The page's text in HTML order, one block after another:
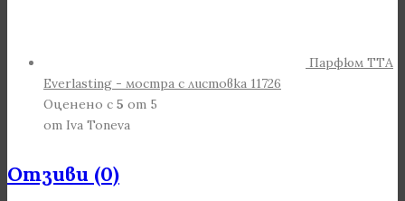
Парфюм TTA
Everlasting - мостра с листовка 11726
Оценено с 5 от 5
от Iva Toneva
Отзиви (0)